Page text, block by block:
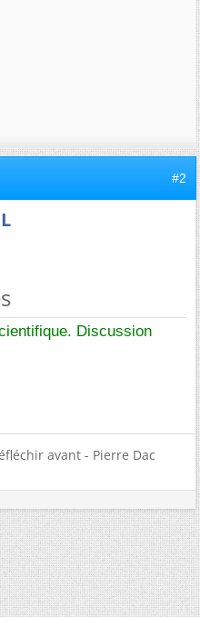
#2
Discussion
avant - Pierre Dac